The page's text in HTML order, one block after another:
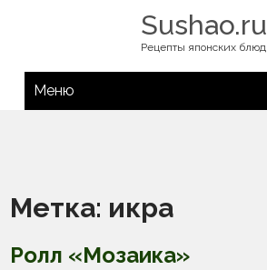
Sushao.ru
Рецепты японских блюд
Меню
Метка: икра
Ролл «Мозаика»